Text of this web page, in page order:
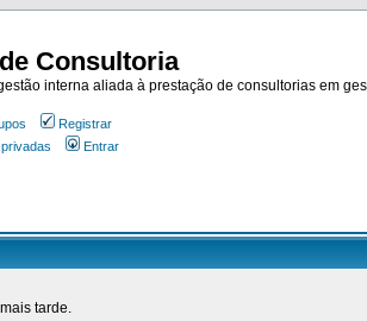
Consultoria
interna aliada à prestação de consultorias em
Registrar
Entrar
tarde.